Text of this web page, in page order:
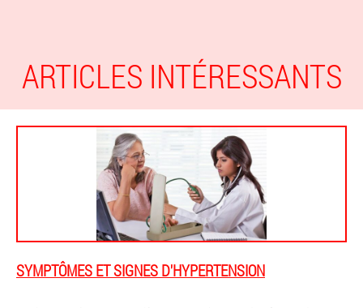
ARTICLES INTÉRESSANTS
SYMPTÔMES ET SIGNES D'HYPERTENSION